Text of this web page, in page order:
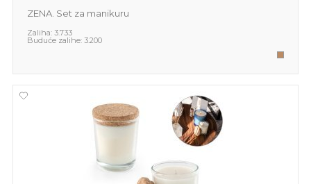
ZENA. Set za manikuru
Zaliha: 3.733
Buduće zalihe: 3.200